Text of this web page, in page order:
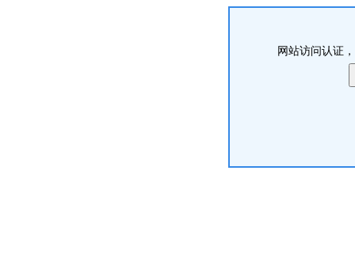
网站访问认证